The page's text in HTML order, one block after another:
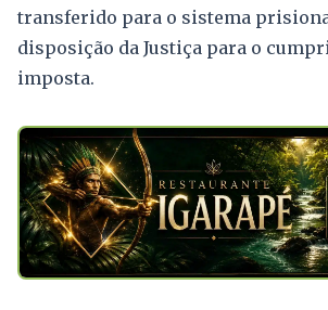
transferido para o sistema
disposição da Justiça para o
imposta.